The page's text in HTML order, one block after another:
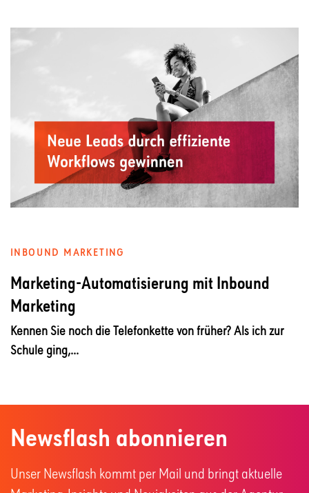
INBOUND MARKETING
Marketing-Automatisierung mit Inbound
Marketing
Kennen Sie noch die Telefonkette von früher? Als ich zur
Schule ging,...
Newsflash abonnieren
Unser Newsflash kommt per Mail und bringt aktuelle